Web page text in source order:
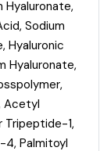
Hyaluronate,
Sodium
Hyaluronic
Hyaluronate,
Acetyl
Tripeptide-1,
Palmitoyl